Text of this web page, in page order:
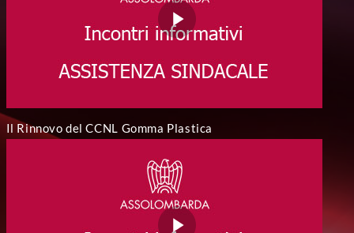
Il Rinnovo del CCNL Gomma Plastica